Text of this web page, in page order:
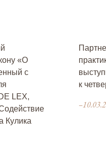
«О
с
LEX,
Кулика
к